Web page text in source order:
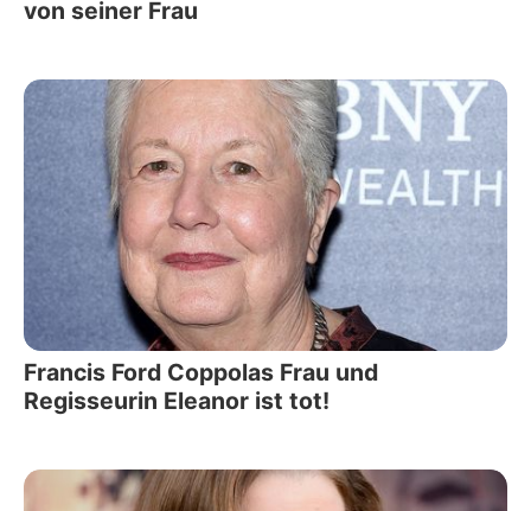
von seiner Frau
Francis Ford Coppolas Frau und
Regisseurin Eleanor ist tot!